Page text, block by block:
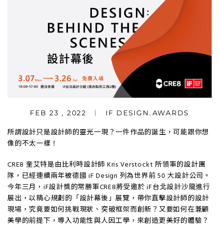
FEB 23 , 2022 IF DESIGN , AWARDS
所謂設計只是設計師的靈光一現？一件作品的誕生，可能跟你想
像的不太一樣！
CRE8 奎艾特是由比利時設計師 Kris Verstockt 所領軍的設計團
隊，已經連續兩年被德國 iF Design 列為世界前 50 大設計公司。
今年三月，iF設計獎的常勝軍CRE8將受邀於 iF台北設計沙龍進行
展出，以精心規劃的「設計幕後」展覽，帶你直擊設計師的設計
現場，究竟要如何挑戰現狀、突破框架而創新？又要如何在兼顧
美學的前提下，導入功能性與人因工學，來創造更美好的體驗？